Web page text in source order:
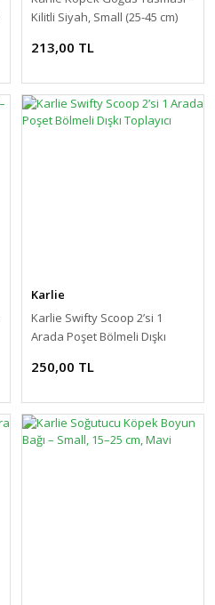
Kilitli Siyah, Small (25-45 cm)
213,00 TL
Karlie
Karlie Swifty Scoop 2’si 1
Arada Poşet Bölmeli Dışkı
250,00 TL